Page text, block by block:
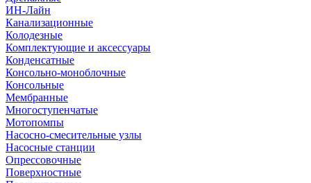
ИН-Лайн
Канализационные
Колодезные
Комплектующие и аксессуары
Конденсатные
Консольно-моноблочные
Консольные
Мембранные
Многоступенчатые
Мотопомпы
Насосно-смесительные узлы
Насосные станции
Опрессовочные
Поверхностные